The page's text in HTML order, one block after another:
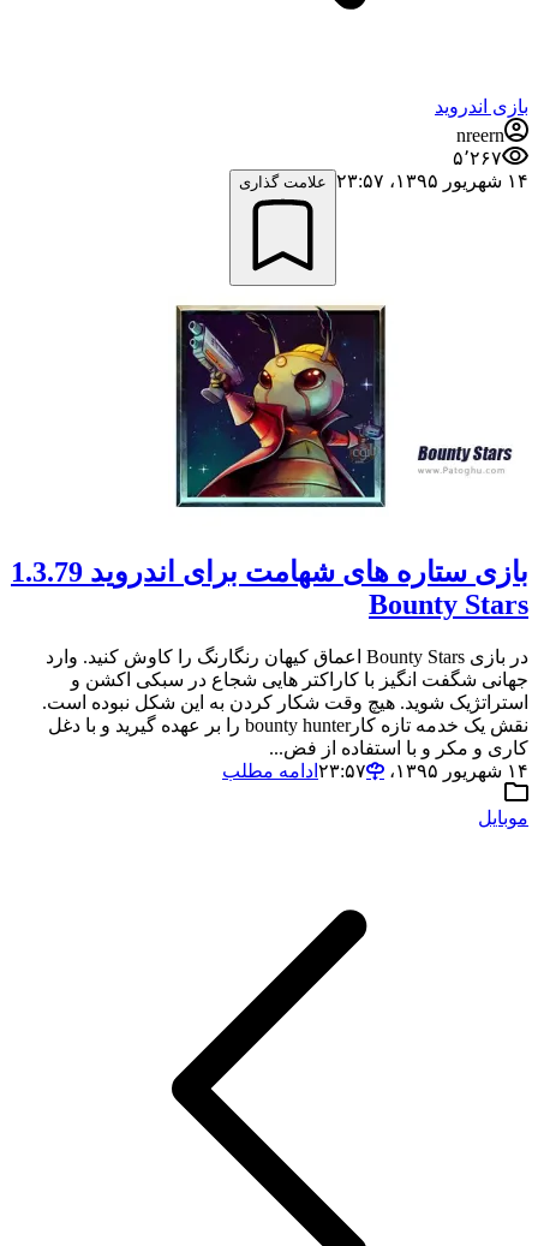
بازی اندروید
nreern
۵٬۲۶۷
۱۴ شهریور ۱۳۹۵،‏ ۲۳:۵۷
علامت گذاری
بازی ستاره های شهامت برای اندروید 1.3.79
Bounty Stars
در بازی Bounty Stars اعماق کیهان رنگارنگ را کاوش کنید. وارد
جهانی شگفت انگیز با کاراکتر هایی شجاع در سبکی اکشن و
استراتژیک شوید. هیچ وقت شکار کردن به این شکل نبوده است.
نقش یک خدمه تازه کارbounty hunter را بر عهده گیرید و با دغل
کاری و مکر و با استفاده از فض...
۱۴ شهریور ۱۳۹۵،‏ ۲۳:۵۷
ادامه مطلب
موبایل